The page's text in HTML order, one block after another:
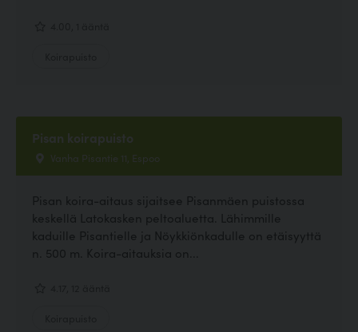
Pisan koirapuisto
Vanha Pisantie 11, Espoo
Pisan koira-aitaus sijaitsee Pisanmäen puistossa
keskellä Latokasken peltoaluetta. Lähimmille
kaduille Pisantielle ja Nöykkiönkadulle on etäisyyttä
n. 500 m. Koira-aitauksia on...